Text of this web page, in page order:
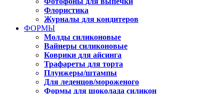
Флористика
Журналы для кондитеров
ФОРМЫ
Молды силиконовые
Вайнеры силиконовые
Коврики для айсинга
Трафареты для торта
Плунжеры/штампы
Для леденцов/мороженого
Формы для шоколада силикон